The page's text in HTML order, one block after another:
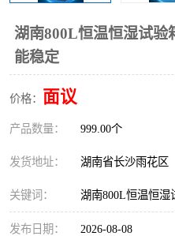
湖南800L恒温恒湿试验
能稳定
价格： 面议
产品数量： 999.00个
发货地址： 湖南省长沙雨花区
关键词： 湖南800L恒温恒湿
发布日期： 2026-08-08